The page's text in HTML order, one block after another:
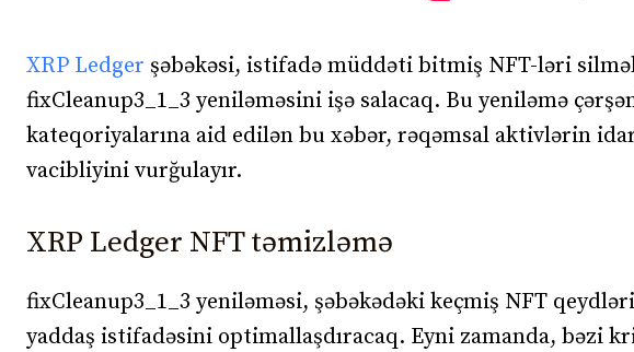
XRP Ledger şəbəkəsi, istifadə müddəti bitmiş NFT-ləri
fixCleanup3_1_3 yeniləməsini işə salacaq. Bu yeniləmə
kateqoriyalarına aid edilən bu xəbər, rəqəmsal aktivlərin
vacibliyini vurğulayır.
XRP Ledger NFT təmizləmə
fixCleanup3_1_3 yeniləməsi, şəbəkədəki keçmiş NFT
yaddaş istifadəsini optimallaşdıracaq. Eyni zamanda, bəzi